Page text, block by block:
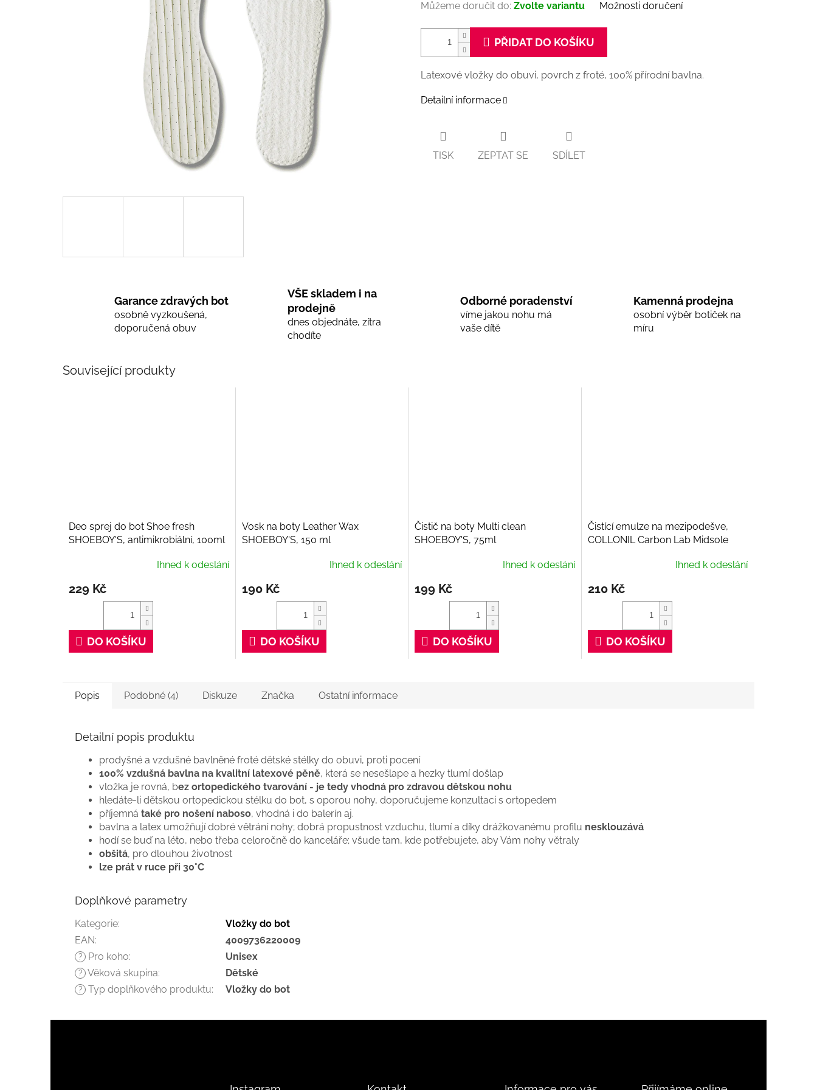
Můžeme doručit do: Zvolte variantu Možnosti doručení
PŘIDAT DO KOŠÍKU
Latexové vložky do obuvi, povrch z froté, 100% přírodní bavlna.
Detailní informace
TISK ZEPTAT SE SDÍLET
Garance zdravých bot
osobně vyzkoušená,
doporučená obuv
VŠE skladem i na
prodejně
dnes objednáte, zítra
chodíte
Odborné poradenství
víme jakou nohu má
vaše dítě
Kamenná prodejna
osobní výběr botiček na
míru
Související produkty
Deo sprej do bot Shoe fresh
SHOEBOY'S, antimikrobiální, 100ml
Ihned k odeslání
229 Kč
DO KOŠÍKU
Vosk na boty Leather Wax
SHOEBOY'S, 150 ml
Ihned k odeslání
190 Kč
DO KOŠÍKU
Čistič na boty Multi clean
SHOEBOY'S, 75ml
Ihned k odeslání
199 Kč
DO KOŠÍKU
Čistící emulze na mezipodešve,
COLLONIL Carbon Lab Midsole
Ihned k odeslání
210 Kč
DO KOŠÍKU
Popis Podobné (4) Diskuze Značka Ostatní informace
Detailní popis produktu
prodyšné a vzdušné bavlněné froté dětské stélky do obuvi, proti pocení
100% vzdušná bavlna na kvalitní latexové pěně, která se nesešlape a hezky tlumí došlap
vložka je rovná, bez ortopedického tvarování - je tedy vhodná pro zdravou dětskou nohu
hledáte-li dětskou ortopedickou stélku do bot, s oporou nohy, doporučujeme konzultaci s ortopedem
příjemná také pro nošení naboso, vhodná i do balerín aj.
bavlna a latex umožňují dobré větrání nohy; dobrá propustnost vzduchu, tlumí a díky drážkovanému profilu nesklouzává
hodí se buď na léto, nebo třeba celoročně do kanceláře; všude tam, kde potřebujete, aby Vám nohy větraly
obšitá, pro dlouhou životnost
lze prát v ruce při 30°C
Doplňkové parametry
Kategorie:
Vložky do bot
EAN: 4009736220009
? Pro koho: Unisex
? Věková skupina: Dětské
? Typ doplňkového produktu: Vložky do bot